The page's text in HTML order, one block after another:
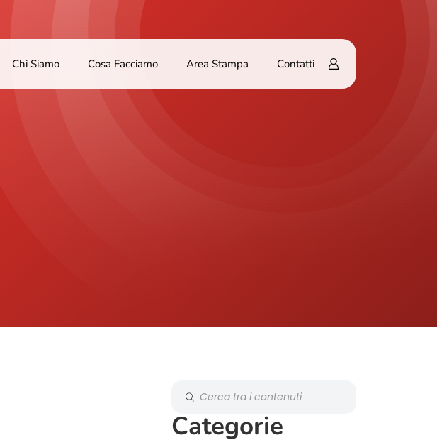
Chi Siamo Cosa Facciamo Area Stampa Contatti
Categorie